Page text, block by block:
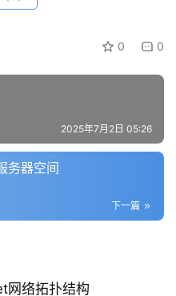
0 0
2025年7月2日 05:26
务器空间
下一篇
网络拓扑结构